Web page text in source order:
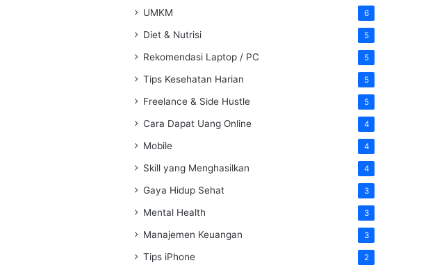
UMKM 6
Diet & Nutrisi 5
Rekomendasi Laptop / PC 5
Tips Kesehatan Harian 5
Freelance & Side Hustle 5
Cara Dapat Uang Online 4
Mobile 4
Skill yang Menghasilkan 4
Gaya Hidup Sehat 3
Mental Health 3
Manajemen Keuangan 3
Tips iPhone 2